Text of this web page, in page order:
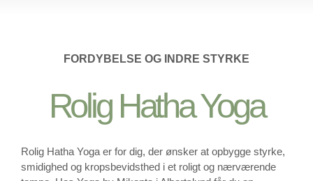
FORDYBELSE OG INDRE STYRKE
Rolig Hatha Yoga
Rolig Hatha Yoga er for dig, der ønsker at opbygge styrke,
smidighed og kropsbevidsthed i et roligt og nærværende